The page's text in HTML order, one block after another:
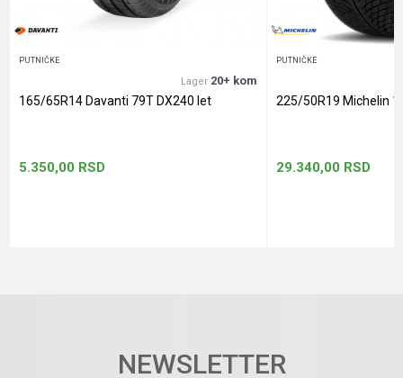
PUTNIČKE
Lager 20+ kom
165/65R14 Davanti 79T DX240 let
5.350,00 RSD
PUTNIČKE
225/50R19 Michelin
29.340,00 RSD
NEWSLETTER